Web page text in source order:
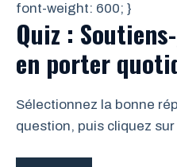
font-weight: 600; }
Quiz :
en porter
Sélectionnez la bonne
question, puis cliquez sur